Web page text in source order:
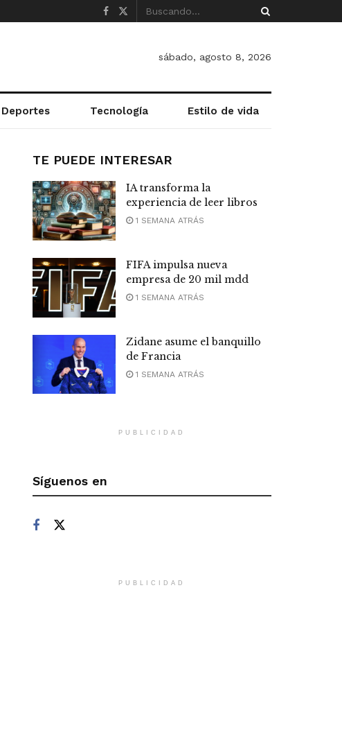
sábado, agosto 8, 2026
Deportes Tecnología Estilo de vida
TE PUEDE INTERESAR
IA transforma la
experiencia de leer libros
1 SEMANA ATRÁS
FIFA impulsa nueva
empresa de 20 mil mdd
1 SEMANA ATRÁS
Zidane asume el banquillo
de Francia
1 SEMANA ATRÁS
PUBLICIDAD
Síguenos en
PUBLICIDAD